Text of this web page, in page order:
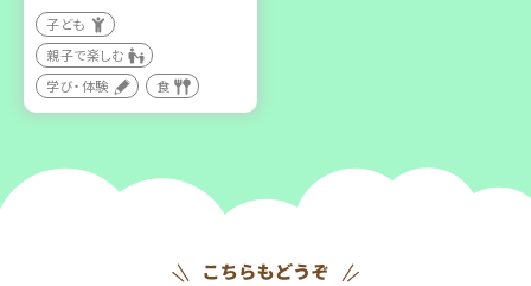
子ども
親子で楽しむ
学び・体験
食